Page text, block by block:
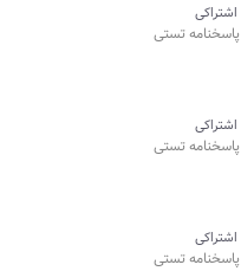
اشتراکی
پاسخنامه تستی
اشتراکی
پاسخنامه تستی
اشتراکی
پاسخنامه تستی